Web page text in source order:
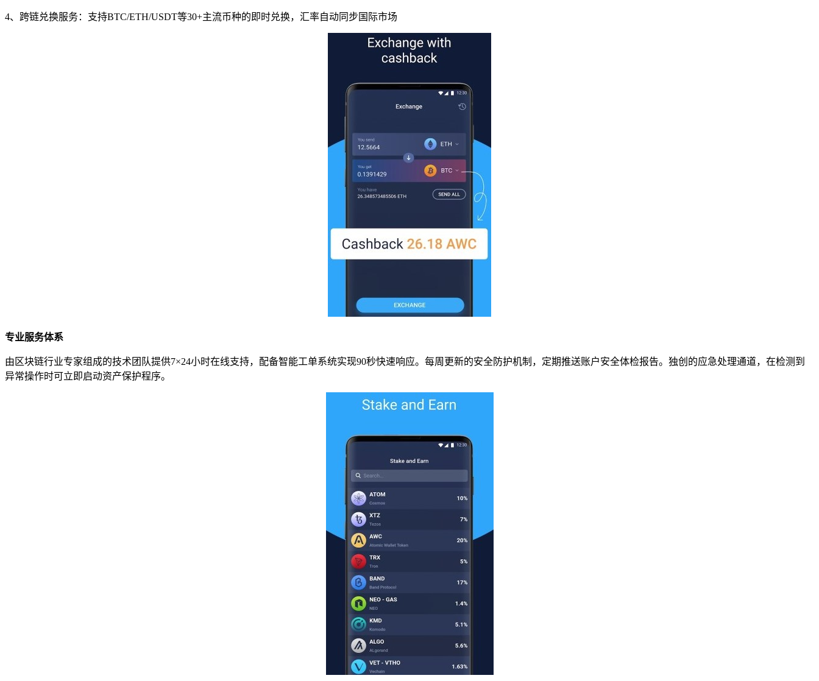
4、跨链兑换服务：支持BTC/ETH/USDT等30+主流币种的即时兑换，汇率自动同步国际市场
专业服务体系
由区块链行业专家组成的技术团队提供7×24小时在线支持，配备智能工单系统实现90秒快速响应。每周更新的安全防护机制，定期推送账户安全体检报告。独创的应急处理通道，在检测到
异常操作时可立即启动资产保护程序。